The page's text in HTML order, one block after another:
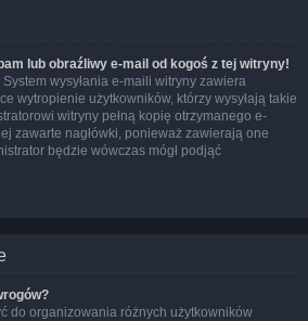
lub obraźliwy e-mail od kogoś z tej witryny!
wysyłania e-maili witryny zawiera
wytropienie użytkowników, którzy wysyłają takie
witryny pełną kopię otrzymanego e-
zawarte nagłówki, ponieważ zawierają one
będzie wówczas mógł podjąć
do organizowania różnych użytkowników